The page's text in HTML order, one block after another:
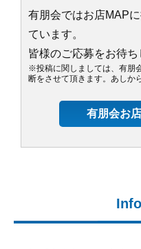
有朋会ではお店MAP
ています。
皆様のご応募をお待ち
※投稿に関しましては、有朋
断をさせて頂きます。あしか
有朋会お